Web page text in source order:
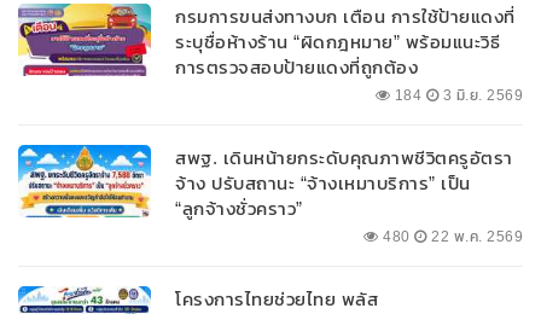
กรมการขนส่งทางบก เตือน การใช้ป้ายแดงที่
ระบุชื่อห้างร้าน “ผิดกฎหมาย” พร้อมแนะวิธี
การตรวจสอบป้ายแดงที่ถูกต้อง
184 3 มิ.ย. 2569
สพฐ. เดินหน้ายกระดับคุณภาพชีวิตครูอัตรา
จ้าง ปรับสถานะ “จ้างเหมาบริการ” เป็น
“ลูกจ้างชั่วคราว”
480 22 พ.ค. 2569
โครงการไทยช่วยไทย พลัส